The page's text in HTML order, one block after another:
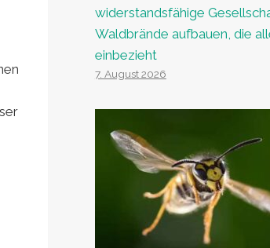
widerstandsfähige
Waldbrände aufbauen, die
einbezieht
7. August 2026